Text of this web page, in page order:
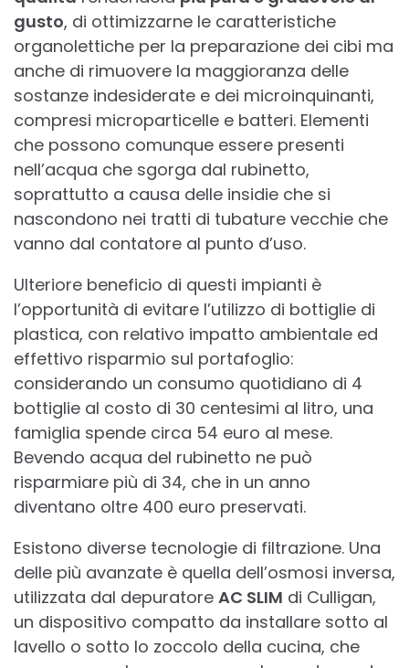
gusto, di ottimizzarne le caratteristiche
organolettiche per la preparazione dei cibi ma
anche di rimuovere la maggioranza delle
sostanze indesiderate e dei microinquinanti,
compresi microparticelle e batteri. Elementi
che possono comunque essere presenti
nell’acqua che sgorga dal rubinetto,
soprattutto a causa delle insidie che si
nascondono nei tratti di tubature vecchie che
vanno dal contatore al punto d’uso.
Ulteriore beneficio di questi impianti è
l’opportunità di evitare l’utilizzo di bottiglie di
plastica, con relativo impatto ambientale ed
effettivo risparmio sul portafoglio:
considerando un consumo quotidiano di 4
bottiglie al costo di 30 centesimi al litro, una
famiglia spende circa 54 euro al mese.
Bevendo acqua del rubinetto ne può
risparmiare più di 34, che in un anno
diventano oltre 400 euro preservati.
Esistono diverse tecnologie di filtrazione. Una
delle più avanzate è quella dell’osmosi inversa,
utilizzata dal depuratore AC SLIM di Culligan,
un dispositivo compatto da installare sotto al
lavello o sotto lo zoccolo della cucina, che